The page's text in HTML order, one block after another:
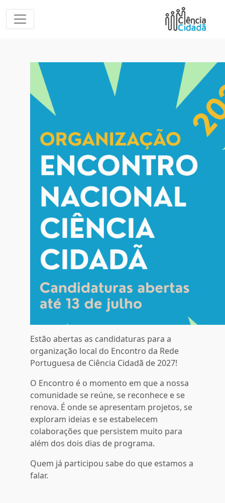
Estão abertas as candidaturas para a
organização local do Encontro da Rede
Portuguesa de Ciência Cidadã de 2027!
O Encontro é o momento em que a nossa
comunidade se reúne, se reconhece e se
renova. É onde se apresentam projetos, se
exploram ideias e se estabelecem
colaborações que persistem muito para
além dos dois dias de programa.
Quem já participou sabe do que estamos a
falar.